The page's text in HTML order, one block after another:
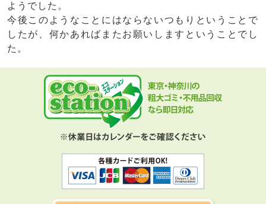
ようでした。
今後このようなことにはならないつもりということで
したが、何かあればまたお願いしますということでし
た。